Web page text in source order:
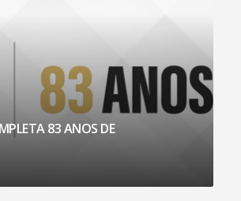
83 ANOS DE